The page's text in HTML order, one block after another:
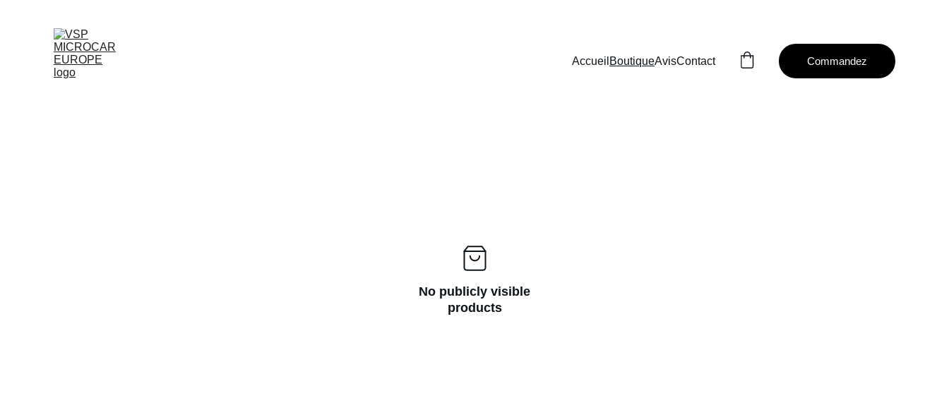
Accueil BoutiqueAvisContact Commandez
No publicly visible
products